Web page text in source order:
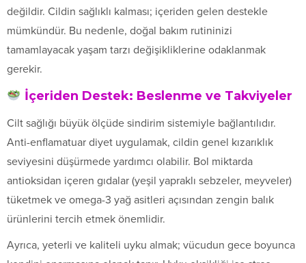
değildir. Cildin sağlıklı kalması; içeriden gelen destekle
mümkündür. Bu nedenle, doğal bakım rutininizi
tamamlayacak yaşam tarzı değişikliklerine odaklanmak
gerekir.
İçeriden Destek: Beslenme ve Takviyeler
Cilt sağlığı büyük ölçüde sindirim sistemiyle bağlantılıdır.
Anti-enflamatuar diyet uygulamak, cildin genel kızarıklık
seviyesini düşürmede yardımcı olabilir. Bol miktarda
antioksidan içeren gıdalar (yeşil yapraklı sebzeler, meyveler)
tüketmek ve omega-3 yağ asitleri açısından zengin balık
ürünlerini tercih etmek önemlidir.
Ayrıca, yeterli ve kaliteli uyku almak; vücudun gece boyunca